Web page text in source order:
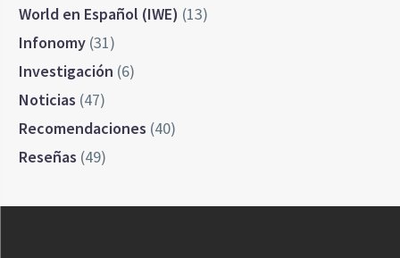
World en Español (IWE) (13)
Infonomy (31)
Investigación (6)
Noticias (47)
Recomendaciones (40)
Reseñas (49)